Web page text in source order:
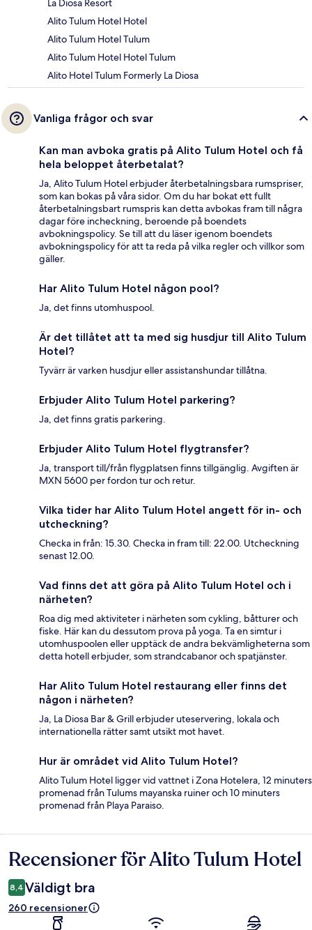
La Diosa Resort
Alito Tulum Hotel Hotel
Alito Tulum Hotel Tulum
Alito Tulum Hotel Hotel Tulum
Alito Hotel Tulum Formerly La Diosa
Vanliga frågor och svar
Kan man avboka gratis på Alito Tulum Hotel och få
hela beloppet återbetalat?
Ja, Alito Tulum Hotel erbjuder återbetalningsbara rumspriser,
som kan bokas på våra sidor. Om du har bokat ett fullt
återbetalningsbart rumspris kan detta avbokas fram till några
dagar före incheckning, beroende på boendets
avbokningspolicy. Se till att du läser igenom boendets
avbokningspolicy för att ta reda på vilka regler och villkor som
gäller.
Har Alito Tulum Hotel någon pool?
Ja, det finns utomhuspool.
Är det tillåtet att ta med sig husdjur till Alito Tulum
Hotel?
Tyvärr är varken husdjur eller assistanshundar tillåtna.
Erbjuder Alito Tulum Hotel parkering?
Ja, det finns gratis parkering.
Erbjuder Alito Tulum Hotel flygtransfer?
Ja, transport till/från flygplatsen finns tillgänglig. Avgiften är
MXN 5600 per fordon tur och retur.
Vilka tider har Alito Tulum Hotel angett för in- och
utcheckning?
Checka in från: 15.30. Checka in fram till: 22.00. Utcheckning
senast 12.00.
Vad finns det att göra på Alito Tulum Hotel och i
närheten?
Roa dig med aktiviteter i närheten som cykling, båtturer och
fiske. Här kan du dessutom prova på yoga. Ta en simtur i
utomhuspoolen eller upptäck de andra bekvämligheterna som
detta hotell erbjuder, som strandcabanor och spatjänster.
Har Alito Tulum Hotel restaurang eller finns det
någon i närheten?
Ja, La Diosa Bar & Grill erbjuder uteservering, lokala och
internationella rätter samt utsikt mot havet.
Hur är området vid Alito Tulum Hotel?
Alito Tulum Hotel ligger vid vattnet i Zona Hotelera, 12 minuters
promenad från Tulums mayanska ruiner och 10 minuters
promenad från Playa Paraiso.
Recensioner
Recensioner för Alito Tulum Hotel
8,4 Väldigt bra
260 recensioner